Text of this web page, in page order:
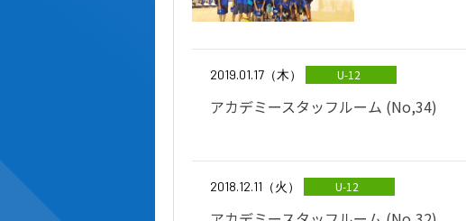
2019.01.17（木） U-12
アカデミースタッフルーム (No,34)
2018.12.11（火） U-12